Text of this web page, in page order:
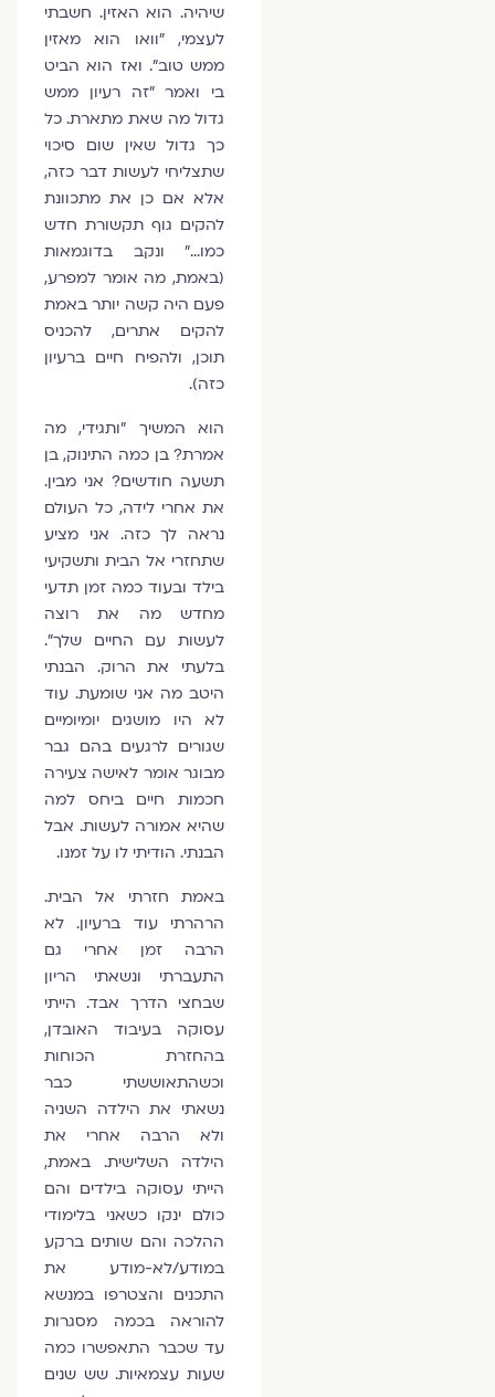
שיהיה. הוא האזין. חשבתי
לעצמי, ״וואו הוא מאזין
ממש טוב״. ואז הוא הביט
בי ואמר ״זה רעיון ממש
גדול מה שאת מתארת. כל
כך גדול שאין שום סיכוי
שתצליחי לעשות דבר כזה,
אלא אם כן את מתכוונת
להקים גוף תקשורת חדש
כמו…״ ונקב בדוגמאות
(באמת, מה אומר למפרע,
פעם היה קשה יותר באמת
להקים אתרים, להכניס
תוכן, ולהפיח חיים ברעיון
כזה).
הוא המשיך ״ותגידי, מה
אמרת? בן כמה התינוק, בן
תשעה חודשים? אני מבין.
את אחרי לידה, כל העולם
נראה לך כזה. אני מציע
שתחזרי אל הבית ותשקיעי
בילד ובעוד כמה זמן תדעי
מחדש מה את רוצה
לעשות עם החיים שלך״.
בלעתי את הרוק. הבנתי
היטב מה אני שומעת. עוד
לא היו מושגים יומיומיים
שגורים לרגעים בהם גבר
מבוגר אומר לאישה צעירה
חכמות חיים ביחס למה
שהיא אמורה לעשות. אבל
הבנתי. הודיתי לו על זמנו.
באמת חזרתי אל הבית.
הרהרתי עוד ברעיון. לא
הרבה זמן אחרי גם
התעברתי ונשאתי הריון
שבחצי הדרך אבד. הייתי
עסוקה בעיבוד האובדן,
בהחזרת הכוחות
וכשהתאוששתי כבר
נשאתי את הילדה השניה
ולא הרבה אחרי את
הילדה השלישית. באמת,
הייתי עסוקה בילדים והם
כולם ינקו כשאני בלימודי
ההלכה והם שותים ברקע
במודע/לא-מודע את
התכנים והצטרפו במנשא
להוראה בכמה מסגרות
עד שכבר התאפשרו כמה
שעות עצמאיות. שש שנים